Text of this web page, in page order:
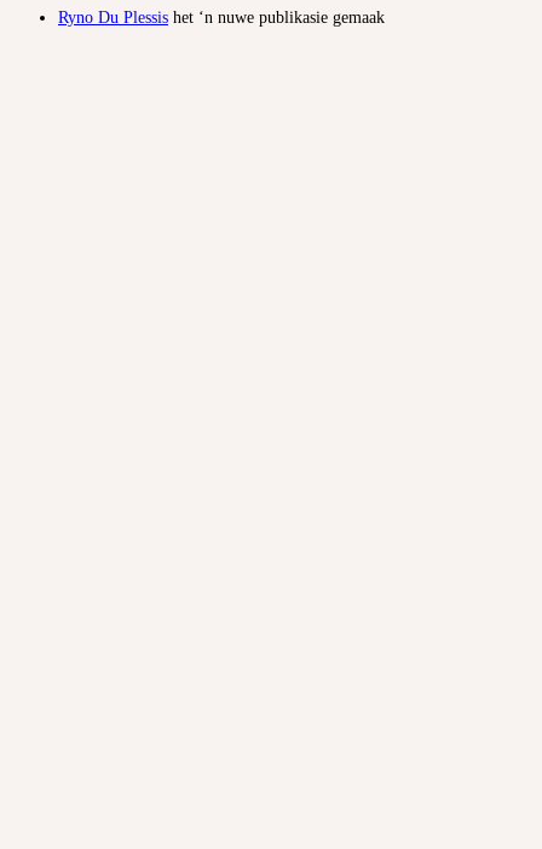
Ryno Du Plessis het ‘n nuwe publikasie gemaak